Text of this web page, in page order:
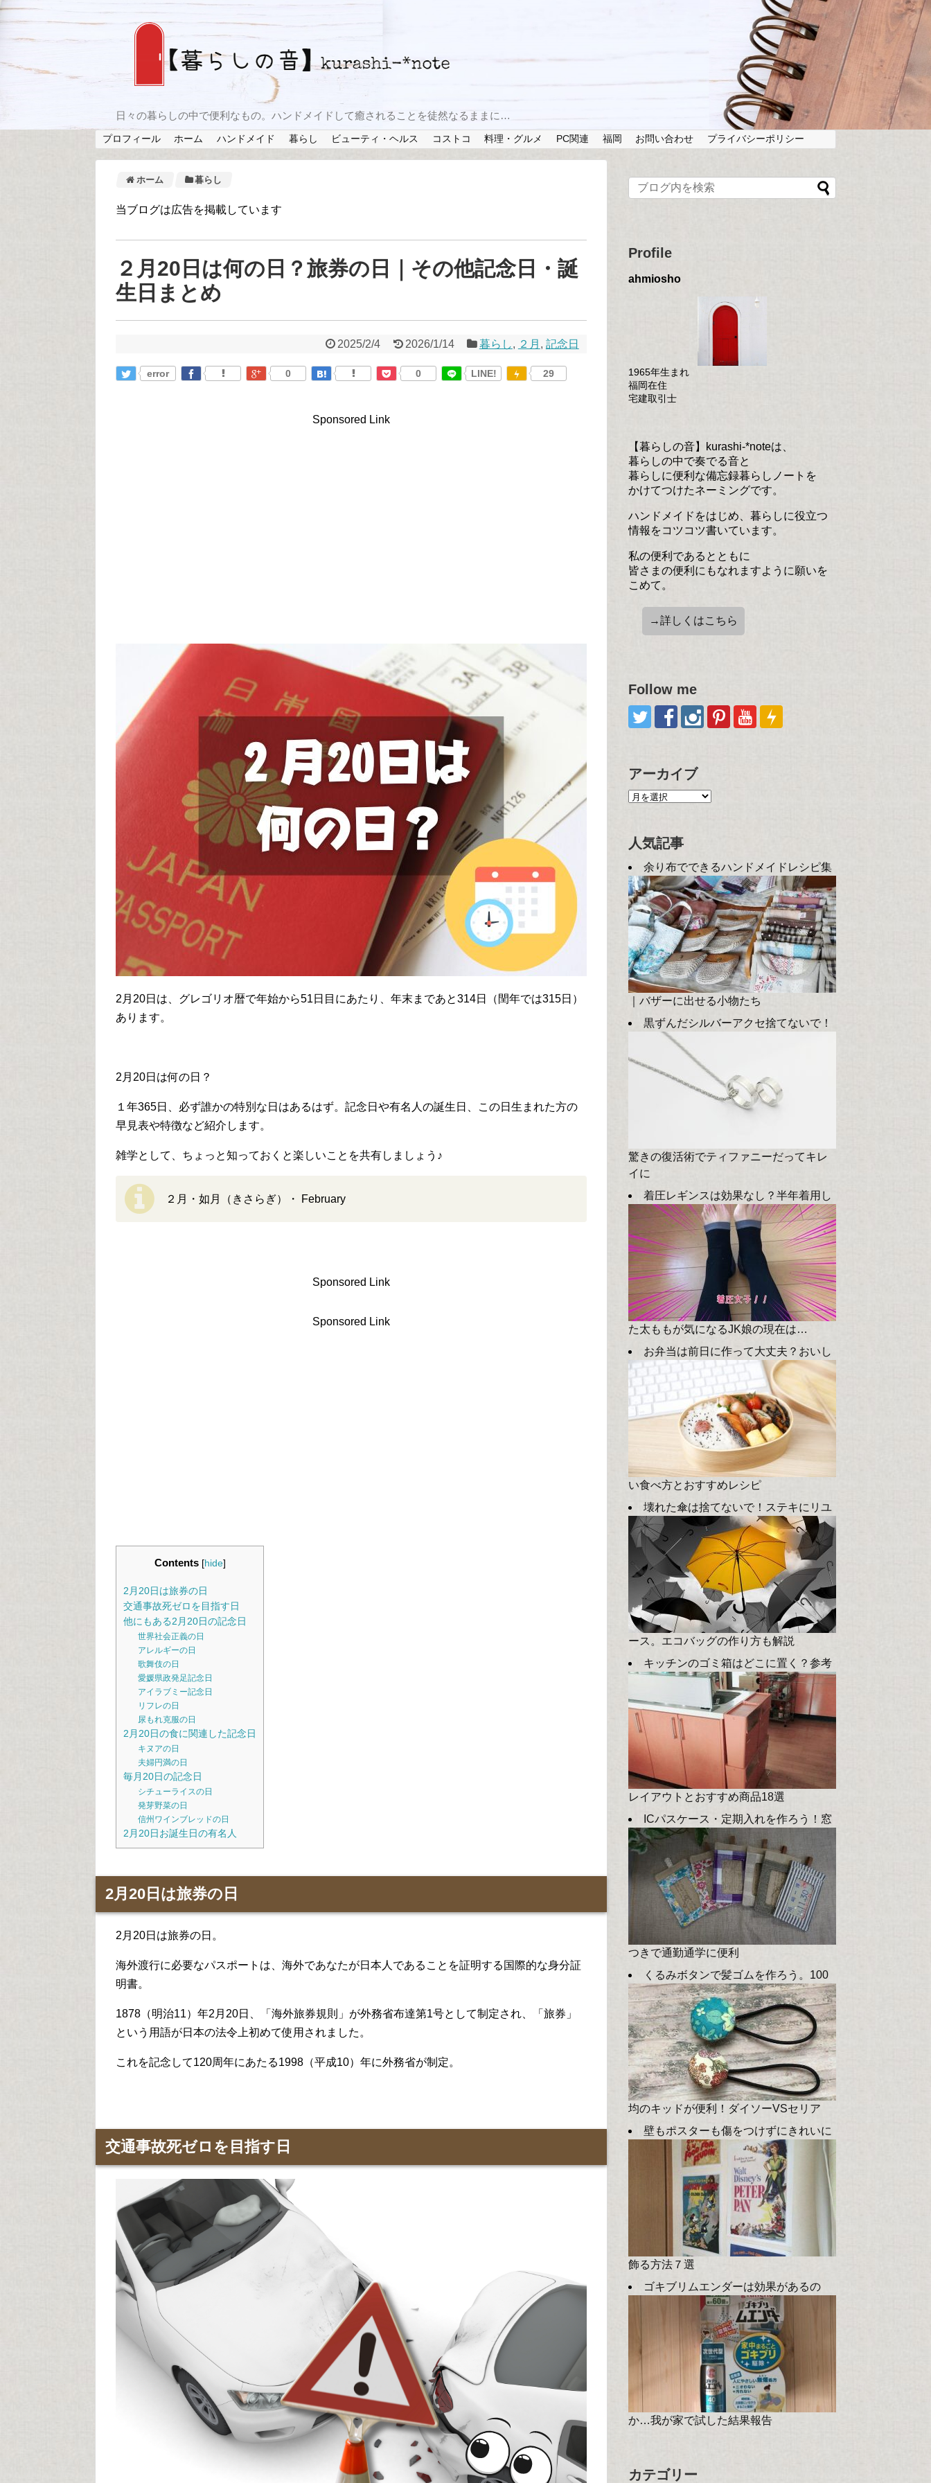
日々の暮らしの中で便利なもの。ハンドメイドして癒されることを徒然なるままに…
プロフィール ホーム ハンドメイド 暮らし ビューティ・ヘルス コストコ 料理・グルメ PC関連 福岡 お問い合わせ プライバシーポリシー
ホーム 暮らし
当ブログは広告を掲載しています
２月20日は何の日？旅券の日｜その他記念日・誕
生日まとめ
2025/2/4 2026/1/14 暮らし, ２月 , 記念日
error 0 0 LINE! 29
Sponsored Link
2月20日は、グレゴリオ暦で年始から51日目にあたり、年末まであと314日（閏年では315日）
あります。
2月20日は何の日？
１年365日、必ず誰かの特別な日はあるはず。記念日や有名人の誕生日、この日生まれた方の
早見表や特徴など紹介します。
雑学として、ちょっと知っておくと楽しいことを共有しましょう♪
２月・如月（きさらぎ）・ February
Sponsored Link
Sponsored Link
Contents [hide]
2月20日は旅券の日
交通事故死ゼロを目指す日
他にもある2月20日の記念日
世界社会正義の日
アレルギーの日
歌舞伎の日
愛媛県政発足記念日
アイラブミー記念日
リフレの日
尿もれ克服の日
2月20日の食に関連した記念日
キヌアの日
夫婦円満の日
毎月20日の記念日
シチューライスの日
発芽野菜の日
信州ワインブレッドの日
2月20日お誕生日の有名人
2月20日は旅券の日
2月20日は旅券の日。
海外渡行に必要なパスポートは、海外であなたが日本人であることを証明する国際的な身分証
明書。
1878（明治11）年2月20日、「海外旅券規則」が外務省布達第1号として制定され、「旅券」
という用語が日本の法令上初めて使用されました。
これを記念して120周年にあたる1998（平成10）年に外務省が制定。
交通事故死ゼロを目指す日
Profile
ahmiosho
1965年生まれ
福岡在住
宅建取引士
【暮らしの音】kurashi-*noteは、
暮らしの中で奏でる音と
暮らしに便利な備忘録暮らしノートを
かけてつけたネーミングです。
ハンドメイドをはじめ、暮らしに役立つ
情報をコツコツ書いています。
私の便利であるとともに
皆さまの便利にもなれますように願いを
こめて。
→詳しくはこちら
Follow me
アーカイブ
人気記事
余り布でできるハンドメイドレシピ集
｜バザーに出せる小物たち
黒ずんだシルバーアクセ捨てないで！
驚きの復活術でティファニーだってキレ
イに
着圧レギンスは効果なし？半年着用し
た太ももが気になるJK娘の現在は…
お弁当は前日に作って大丈夫？おいし
い食べ方とおすすめレシピ
壊れた傘は捨てないで！ステキにリユ
ース。エコバッグの作り方も解説
キッチンのゴミ箱はどこに置く？参考
レイアウトとおすすめ商品18選
ICパスケース・定期入れを作ろう！窓
つきで通勤通学に便利
くるみボタンで髪ゴムを作ろう。100
均のキッドが便利！ダイソーVSセリア
壁もポスターも傷をつけずにきれいに
飾る方法７選
ゴキブリムエンダーは効果があるの
か…我が家で試した結果報告
カテゴリー